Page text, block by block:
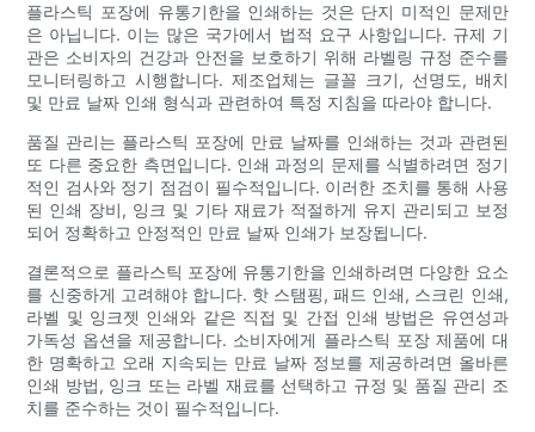
플라스틱 포장에 유통기한을 인쇄하는 것은 단지 미적인 문제만
은 아닙니다. 이는 많은 국가에서 법적 요구 사항입니다. 규제 기
관은 소비자의 건강과 안전을 보호하기 위해 라벨링 규정 준수를
모니터링하고 시행합니다. 제조업체는 글꼴 크기, 선명도, 배치
및 만료 날짜 인쇄 형식과 관련하여 특정 지침을 따라야 합니다.
품질 관리는 플라스틱 포장에 만료 날짜를 인쇄하는 것과 관련된
또 다른 중요한 측면입니다. 인쇄 과정의 문제를 식별하려면 정기
적인 검사와 정기 점검이 필수적입니다. 이러한 조치를 통해 사용
된 인쇄 장비, 잉크 및 기타 재료가 적절하게 유지 관리되고 보정
되어 정확하고 안정적인 만료 날짜 인쇄가 보장됩니다.
결론적으로 플라스틱 포장에 유통기한을 인쇄하려면 다양한 요소
를 신중하게 고려해야 합니다. 핫 스탬핑, 패드 인쇄, 스크린 인쇄,
라벨 및 잉크젯 인쇄와 같은 직접 및 간접 인쇄 방법은 유연성과
가독성 옵션을 제공합니다. 소비자에게 플라스틱 포장 제품에 대
한 명확하고 오래 지속되는 만료 날짜 정보를 제공하려면 올바른
인쇄 방법, 잉크 또는 라벨 재료를 선택하고 규정 및 품질 관리 조
치를 준수하는 것이 필수적입니다.